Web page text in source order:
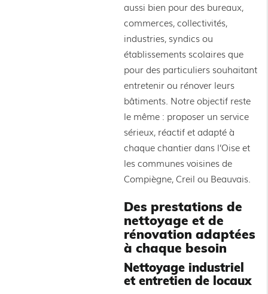
aussi bien pour des bureaux,
commerces, collectivités,
industries, syndics ou
établissements scolaires que
pour des particuliers souhaitant
entretenir ou rénover leurs
bâtiments. Notre objectif reste
le même : proposer un service
sérieux, réactif et adapté à
chaque chantier dans l’Oise et
les communes voisines de
Compiègne, Creil ou Beauvais.
Des prestations de
nettoyage et de
rénovation adaptées
à chaque besoin
Nettoyage industriel
et entretien de locaux